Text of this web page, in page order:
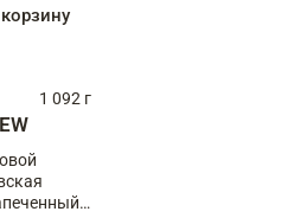
корзину
1 092 г